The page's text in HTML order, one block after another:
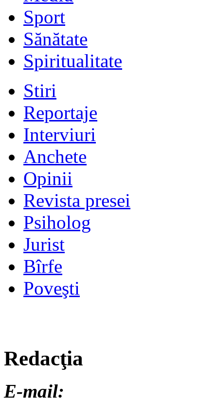
Sport
Sănătate
Spiritualitate
Stiri
Reportaje
Interviuri
Anchete
Opinii
Revista presei
Psiholog
Jurist
Bîrfe
Poveşti
Redacţia
E-mail: